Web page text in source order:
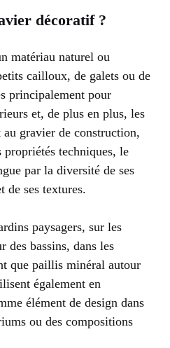
décoratif ?
matériau naturel ou
cailloux, de galets ou de
principalement pour
et, de plus en plus, les
gravier de construction,
propriétés techniques, le
par la diversité de ses
de ses textures.
paysagers, sur les
des bassins, dans les
que paillis minéral autour
également en
élément de design dans
ou des compositions